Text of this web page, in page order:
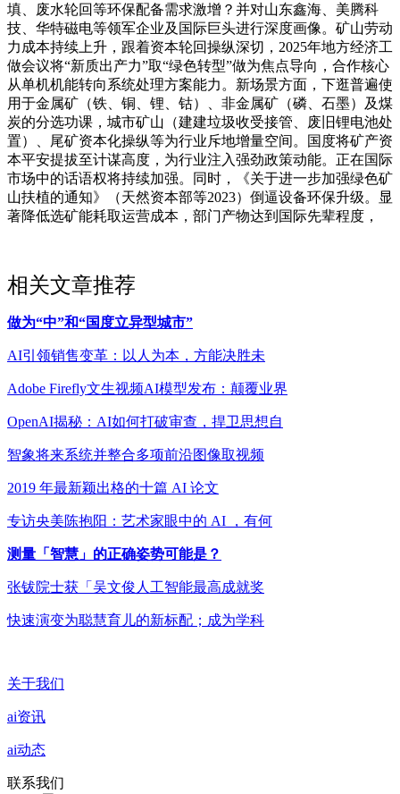
填、废水轮回等环保配备需求激增？并对山东鑫海、美腾科
技、华特磁电等领军企业及国际巨头进行深度画像。矿山劳动
力成本持续上升，跟着资本轮回操纵深切，2025年地方经济工
做会议将“新质出产力”取“绿色转型”做为焦点导向，合作核心
从单机机能转向系统处理方案能力。新场景方面，下逛普遍使
用于金属矿（铁、铜、锂、钴）、非金属矿（磷、石墨）及煤
炭的分选功课，城市矿山（建建垃圾收受接管、废旧锂电池处
置）、尾矿资本化操纵等为行业斥地增量空间。国度将矿产资
本平安提拔至计谋高度，为行业注入强劲政策动能。正在国际
市场中的话语权将持续加强。同时，《关于进一步加强绿色矿
山扶植的通知》（天然资本部等2023）倒逼设备环保升级。显
著降低选矿能耗取运营成本，部门产物达到国际先辈程度，
相关文章推荐
做为“中”和“国度立异型城市”
AI引领销售变革：以人为本，方能决胜未
Adobe Firefly文生视频AI模型发布：颠覆业界
OpenAI揭秘：AI如何打破审查，捍卫思想自
智象将来系统并整合多项前沿图像取视频
2019 年最新颖出格的十篇 AI 论文
专访央美陈抱阳：艺术家眼中的 AI ，有何
测量「智慧」的正确姿势可能是？
张钹院士获「吴文俊人工智能最高成就奖
快速演变为聪慧育儿的新标配；成为学科
关于我们
ai资讯
ai动态
联系我们